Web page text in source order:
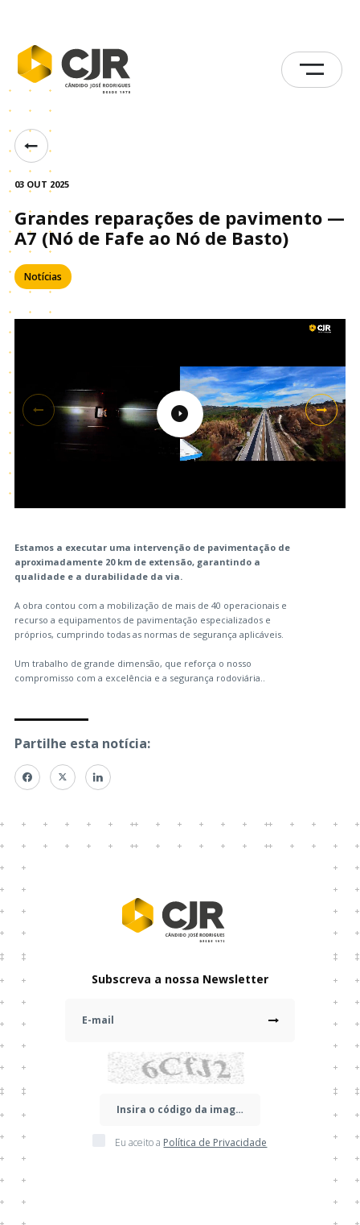
03 OUT 2025
Grandes reparações de pavimento —
A7 (Nó de Fafe ao Nó de Basto)
Notícias
Estamos a executar uma intervenção de pavimentação de
aproximadamente 20 km de extensão, garantindo a
qualidade e a durabilidade da via.
A obra contou com a mobilização de mais de 40 operacionais e
recurso a equipamentos de pavimentação especializados e
próprios, cumprindo todas as normas de segurança aplicáveis.
Um trabalho de grande dimensão, que reforça o nosso
compromisso com a excelência e a segurança rodoviária..
Partilhe esta notícia:
Subscreva a nossa Newsletter
Eu aceito a Política de Privacidade